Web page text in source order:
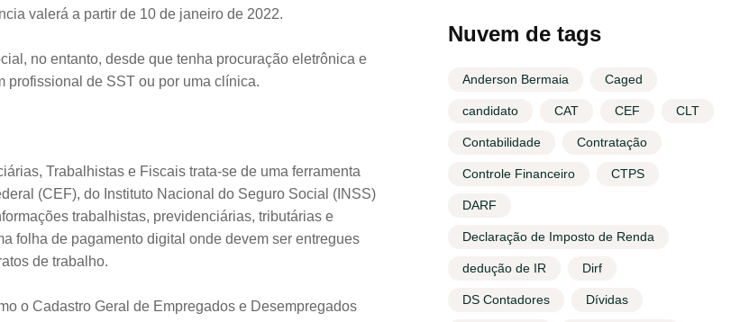
valerá a partir de 10 de janeiro de 2022.
no entanto, desde que tenha procuração eletrônica e
profissional de SST ou por uma clínica.
Trabalhistas e Fiscais trata-se de uma ferramenta
(CEF), do Instituto Nacional do Seguro Social (INSS)
trabalhistas, previdenciárias, tributárias e
folha de pagamento digital onde devem ser entregues
de trabalho.
o Cadastro Geral de Empregados e Desempregados
Nuvem de tags
Anderson Bermaia Caged
candidato CAT CEF CLT
Contabilidade Contratação
Controle Financeiro CTPS
DARF
Declaração de Imposto de Renda
dedução de IR Dirf
DS Contadores Dívidas